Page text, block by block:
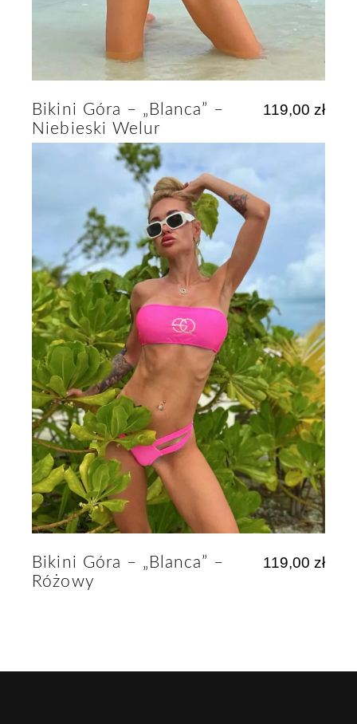
Bikini Góra – „Blanca” –
Niebieski Welur
119,00 zł
Bikini Góra – „Blanca” –
Różowy
119,00 zł